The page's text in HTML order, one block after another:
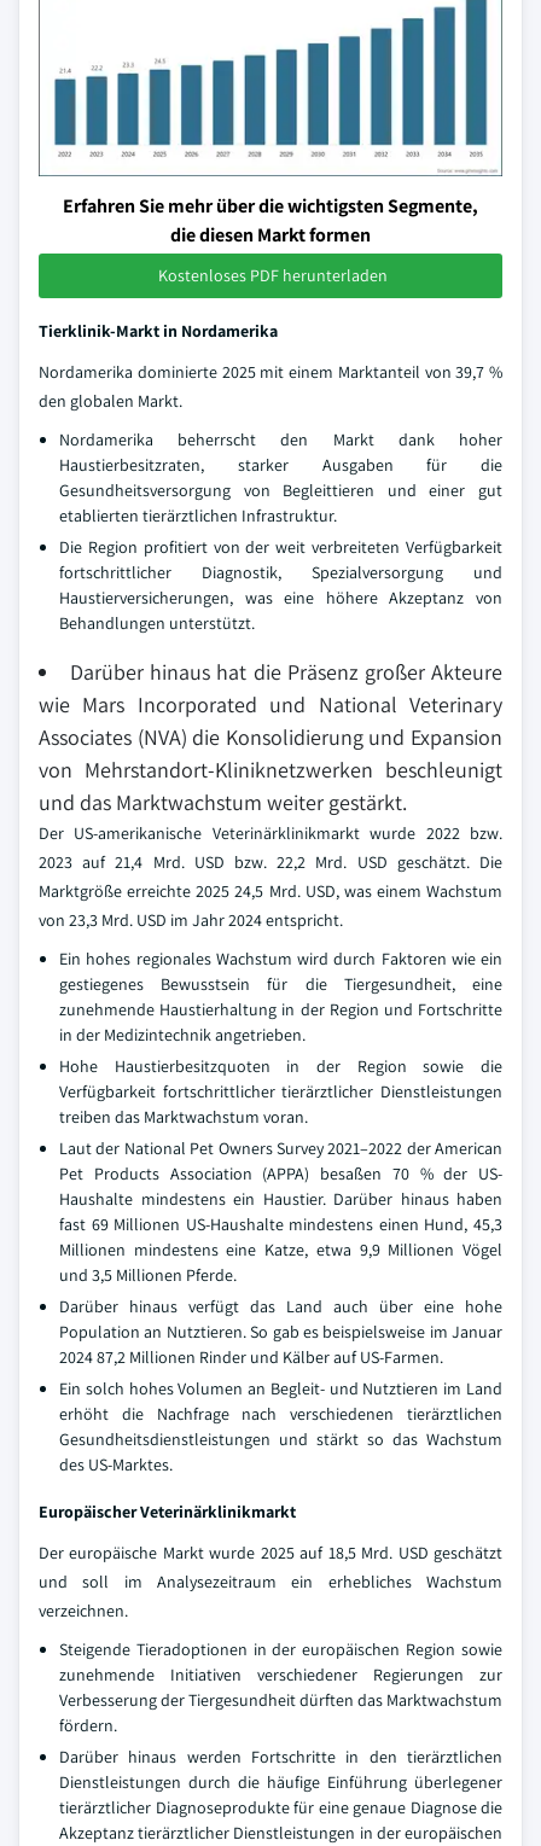
Erfahren Sie mehr über die wichtigsten Segmente,
die diesen Markt formen
Kostenloses PDF herunterladen
Tierklinik-Markt in Nordamerika
Nordamerika dominierte 2025 mit einem Marktanteil von 39,7 %
den globalen Markt.
Nordamerika beherrscht den Markt dank hoher
Haustierbesitzraten, starker Ausgaben für die
Gesundheitsversorgung von Begleittieren und einer gut
etablierten tierärztlichen Infrastruktur.
Die Region profitiert von der weit verbreiteten Verfügbarkeit
fortschrittlicher Diagnostik, Spezialversorgung und
Haustierversicherungen, was eine höhere Akzeptanz von
Behandlungen unterstützt.
Darüber hinaus hat die Präsenz großer Akteure
wie Mars Incorporated und National Veterinary
Associates (NVA) die Konsolidierung und Expansion
von Mehrstandort-Kliniknetzwerken beschleunigt
und das Marktwachstum weiter gestärkt.
Der US-amerikanische Veterinärklinikmarkt wurde 2022 bzw.
2023 auf 21,4 Mrd. USD bzw. 22,2 Mrd. USD geschätzt. Die
Marktgröße erreichte 2025 24,5 Mrd. USD, was einem Wachstum
von 23,3 Mrd. USD im Jahr 2024 entspricht.
Ein hohes regionales Wachstum wird durch Faktoren wie ein
gestiegenes Bewusstsein für die Tiergesundheit, eine
zunehmende Haustierhaltung in der Region und Fortschritte
in der Medizintechnik angetrieben.
Hohe Haustierbesitzquoten in der Region sowie die
Verfügbarkeit fortschrittlicher tierärztlicher Dienstleistungen
treiben das Marktwachstum voran.
Laut der National Pet Owners Survey 2021–2022 der American
Pet Products Association (APPA) besaßen 70 % der US-
Haushalte mindestens ein Haustier. Darüber hinaus haben
fast 69 Millionen US-Haushalte mindestens einen Hund, 45,3
Millionen mindestens eine Katze, etwa 9,9 Millionen Vögel
und 3,5 Millionen Pferde.
Darüber hinaus verfügt das Land auch über eine hohe
Population an Nutztieren. So gab es beispielsweise im Januar
2024 87,2 Millionen Rinder und Kälber auf US-Farmen.
Ein solch hohes Volumen an Begleit- und Nutztieren im Land
erhöht die Nachfrage nach verschiedenen tierärztlichen
Gesundheitsdienstleistungen und stärkt so das Wachstum
des US-Marktes.
Europäischer Veterinärklinikmarkt
Der europäische Markt wurde 2025 auf 18,5 Mrd. USD geschätzt
und soll im Analysezeitraum ein erhebliches Wachstum
verzeichnen.
Steigende Tieradoptionen in der europäischen Region sowie
zunehmende Initiativen verschiedener Regierungen zur
Verbesserung der Tiergesundheit dürften das Marktwachstum
fördern.
Darüber hinaus werden Fortschritte in den tierärztlichen
Dienstleistungen durch die häufige Einführung überlegener
tierärztlicher Diagnoseprodukte für eine genaue Diagnose die
Akzeptanz tierärztlicher Dienstleistungen in der europäischen